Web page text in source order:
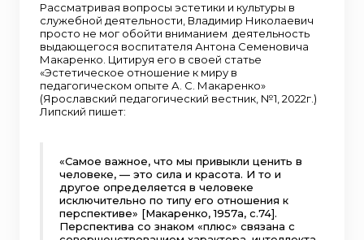
Рассматривая вопросы эстетики и культуры в
служебной деятельности, Владимир Николаевич
просто не мог обойти вниманием деятельность
выдающегося воспитателя Антона Семеновича
Макаренко. Цитируя его в своей статье
«Эстетическое отношение к миру в
педагогическом опыте А. С. Макаренко»
(Ярославский педагогический вестник, №1, 2022г.)
Липский пишет:
«Самое важное, что мы привыкли ценить в
человеке, — это сила и красота. И то и
другое определяется в человеке
исключительно по типу его отношения к
перспективе» [Макаренко, 1957а, c.74].
Перспектива со знаком «плюс» связана с